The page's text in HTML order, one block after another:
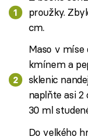
proužky.
cm.
Maso v míse
kmínem a
sklenic
naplňte asi 2
30 ml
Do velkého